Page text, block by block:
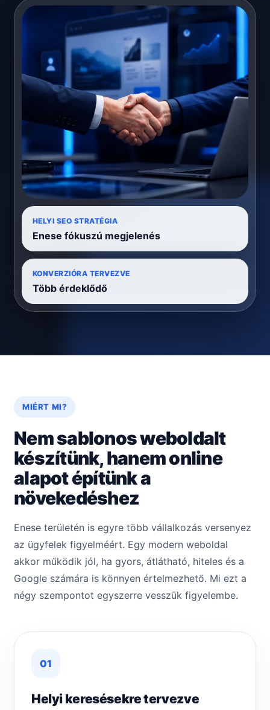
HELYI SEO STRATÉGIA
Enese fókuszú megjelenés
KONVERZIÓRA TERVEZVE
Több érdeklődő
MIÉRT MI?
Nem sablonos weboldalt
készítünk, hanem online
alapot építünk a
növekedéshez
Enese területén is egyre több vállalkozás versenyez
az ügyfelek figyelméért. Egy modern weboldal
akkor működik jól, ha gyors, átlátható, hiteles és a
Google számára is könnyen értelmezhető. Mi ezt a
négy szempontot egyszerre vesszük figyelembe.
01
Helyi keresésekre tervezve